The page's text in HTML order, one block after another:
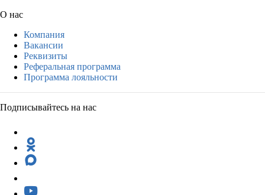
О нас
Компания
Вакансии
Реквизиты
Реферальная программа
Программа лояльности
Подписывайтесь на нас